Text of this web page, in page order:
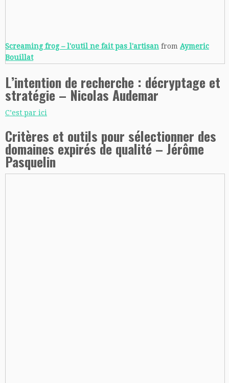
Screaming frog – l'outil ne fait pas l'artisan from Aymeric
Bouillat
L’intention de recherche : décryptage et
stratégie – Nicolas Audemar
C’est par ici
Critères et outils pour sélectionner des
domaines expirés de qualité – Jérôme
Pasquelin